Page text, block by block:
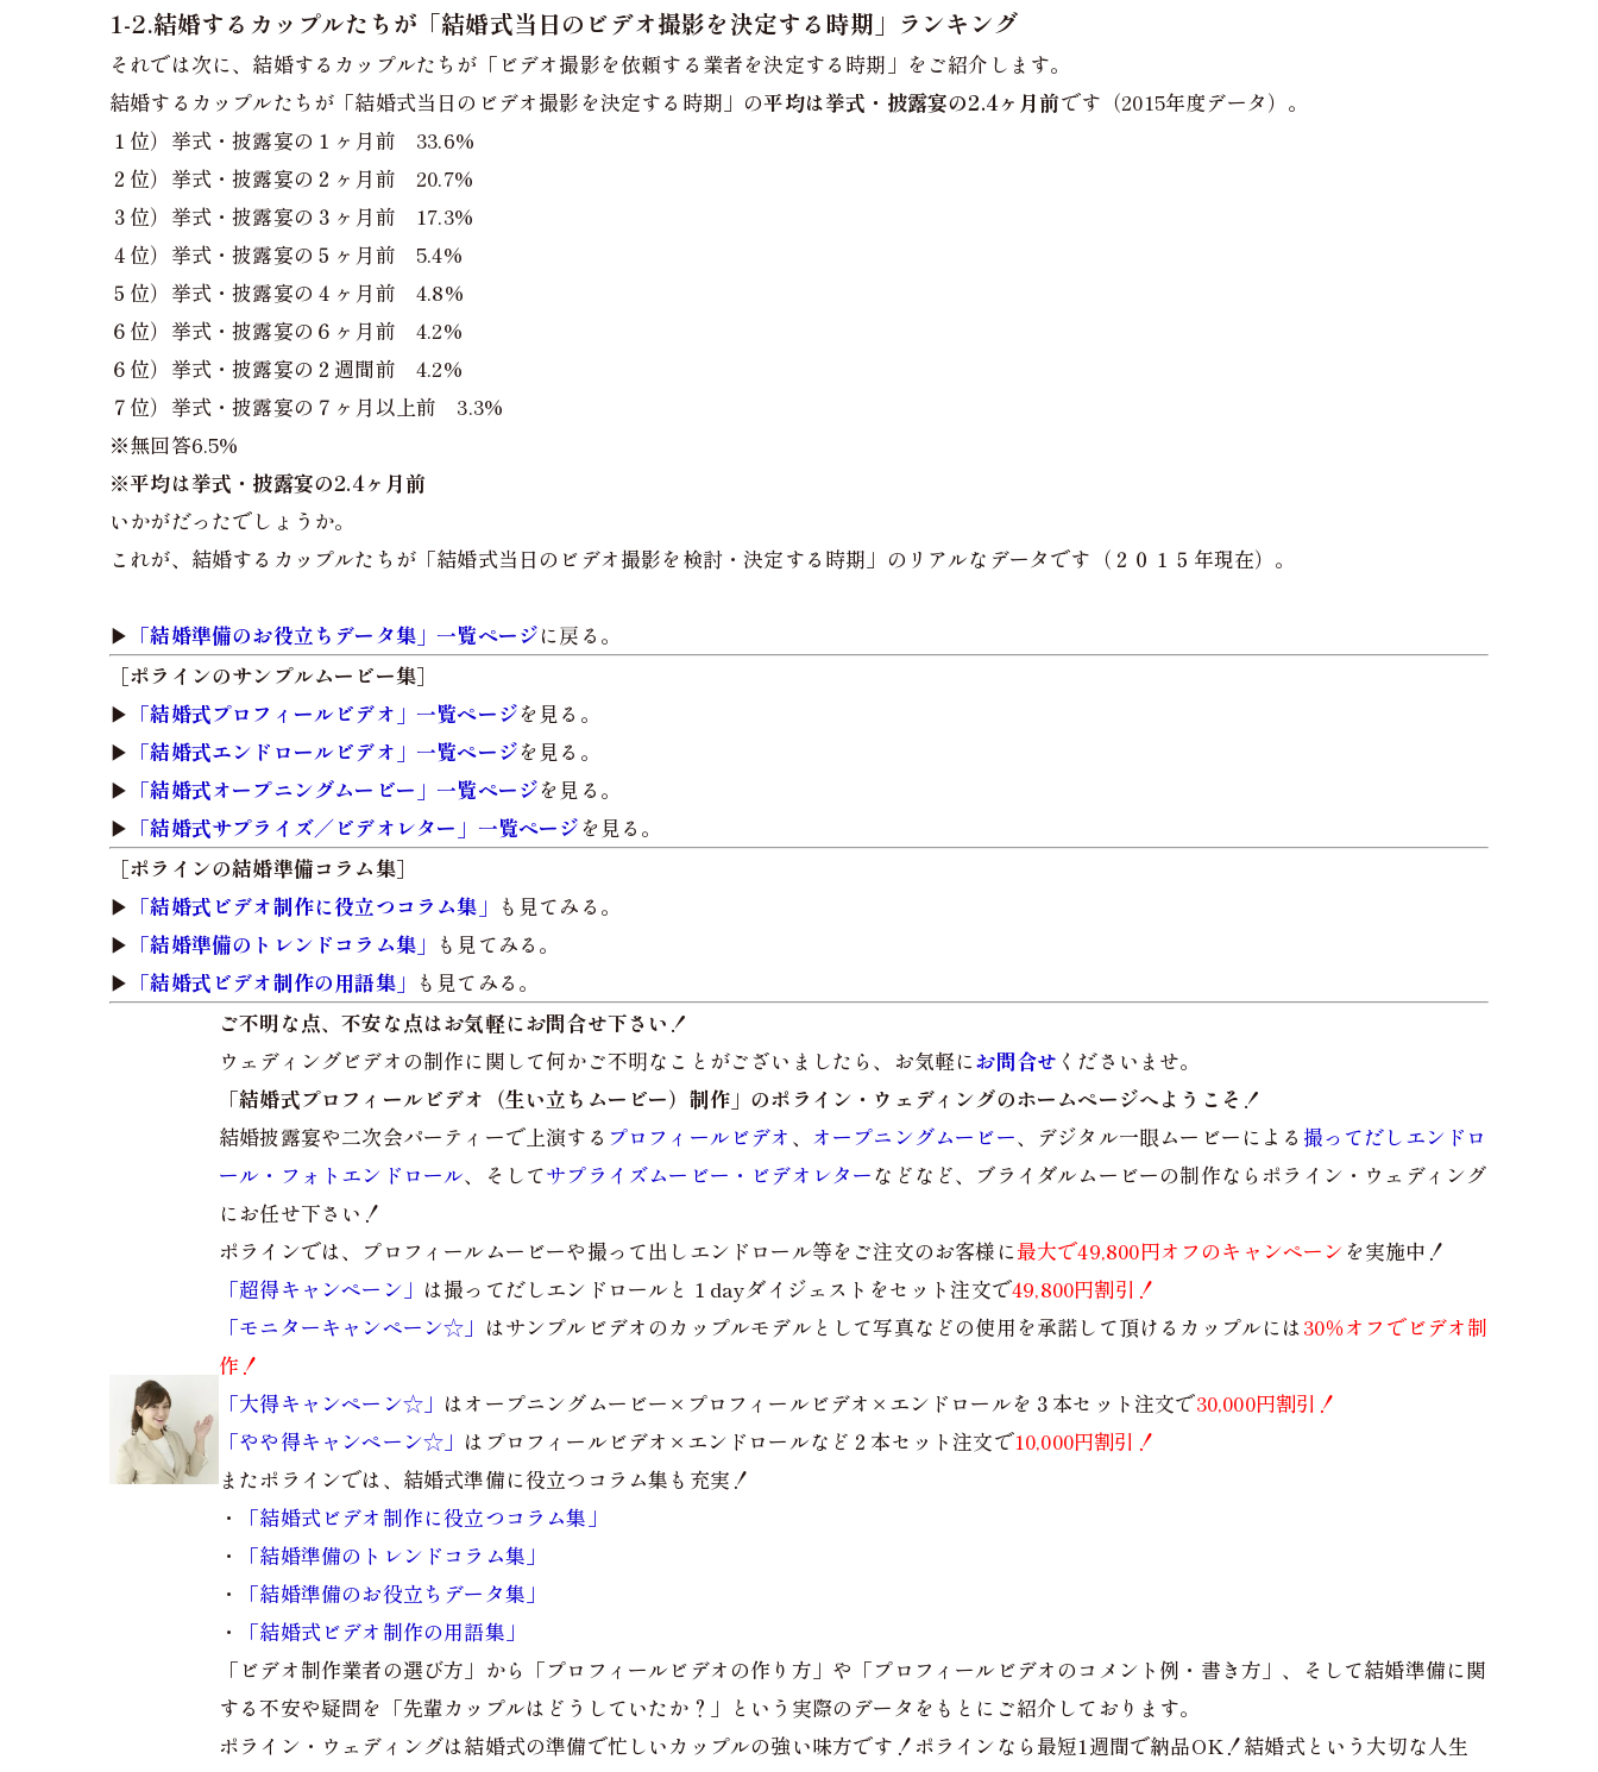
1-2.結婚するカップルたちが「結婚式当日のビデオ撮影を決定する時期」ランキング
それでは次に、結婚するカップルたちが「ビデオ撮影を依頼する業者を決定する時期」をご紹介します。
結婚するカップルたちが「結婚式当日のビデオ撮影を決定する時期」の平均は挙式・披露宴の2.4ヶ月前です（2015年度データ）。
１位）挙式・披露宴の１ヶ月前 33.6%
２位）挙式・披露宴の２ヶ月前 20.7%
３位）挙式・披露宴の３ヶ月前 17.3%
４位）挙式・披露宴の５ヶ月前 5.4%
５位）挙式・披露宴の４ヶ月前 4.8%
６位）挙式・披露宴の６ヶ月前 4.2%
６位）挙式・披露宴の２週間前 4.2%
７位）挙式・披露宴の７ヶ月以上前 3.3%
※無回答6.5%
※平均は挙式・披露宴の2.4ヶ月前
いかがだったでしょうか。
これが、結婚するカップルたちが「結婚式当日のビデオ撮影を検討・決定する時期」のリアルなデータです（２０１５年現在）。
▶︎ 「結婚準備のお役立ちデータ集」一覧ページに戻る。
［ポラインのサンプルムービー集］
▶︎ 「結婚式プロフィールビデオ」一覧ページを見る。
▶︎ 「結婚式エンドロールビデオ」一覧ページを見る。
▶︎ 「結婚式オープニングムービー」一覧ページを見る。
▶︎ 「結婚式サプライズ／ビデオレター」一覧ページを見る。
［ポラインの結婚準備コラム集］
▶︎ 「結婚式ビデオ制作に役立つコラム集」 も見てみる。
▶︎ 「結婚準備のトレンドコラム集」 も見てみる。
▶︎ 「結婚式ビデオ制作の用語集」 も見てみる。
ご不明な点、不安な点はお気軽にお問合せ下さい！
ウェディングビデオの制作に関して何かご不明なことがございましたら、お気軽にお問合せ くださいませ。
「結婚式プロフィールビデオ（生い立ちムービー）制作」のポライン・ウェディングのホームページへようこそ！
結婚披露宴や二次会パーティーで上演する プロフィールビデオ 、 オープニングムービー、デジタル一眼ムービーによる 撮ってだしエンドロ
ール・フォトエンドロール、そしてサプライズムービー・ビデオレターなどなど、ブライダルムービーの制作ならポライン・ウェディング
にお任せ下さい！
ポラインでは、プロフィールムービーや撮って出しエンドロール等をご注文のお客様に最大で49,800円オフのキャンペーンを実施中！
「超得キャンペーン」 は撮ってだしエンドロールと１dayダイジェストをセット注文で49,800円割引！
「モニターキャンペーン☆」 はサンプルビデオのカップルモデルとして写真などの使用を承諾して頂けるカップルには30％オフでビデオ制
作！
「大得キャンペーン☆」 はオープニングムービー×プロフィールビデオ×エンドロールを３本セット注文で30,000円割引！
「やや得キャンペーン☆」 はプロフィールビデオ×エンドロールなど２本セット注文で10,000円割引！
またポラインでは、結婚式準備に役立つコラム集も充実！
・
「結婚式ビデオ制作に役立つコラム集」
・
「結婚準備のトレンドコラム集」
・
「結婚準備のお役立ちデータ集」
・
「結婚式ビデオ制作の用語集」
「ビデオ制作業者の選び方」から「プロフィールビデオの作り方」や「プロフィールビデオのコメント例・書き方」、そして結婚準備に関
する不安や疑問を「先輩カップルはどうしていたか？」という実際のデータをもとにご紹介しております。
ポライン・ウェディングは結婚式の準備で忙しいカップルの強い味方です！ポラインなら最短1週間で納品OK！結婚式という大切な人生